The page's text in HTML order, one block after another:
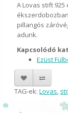
A Lovas stift
pillangós
adunk.
Kapcsolódó
Ezüst
TAG-ek:Lovas,